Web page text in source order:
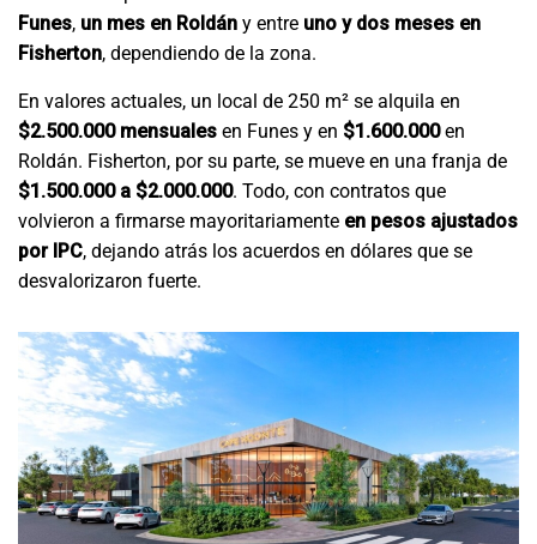
Funes, un mes en Roldán y entre uno y dos meses en
Fisherton, dependiendo de la zona.
En valores actuales, un local de 250 m² se alquila en
$2.500.000 mensuales en Funes y en $1.600.000en
Roldán. Fisherton, por su parte, se mueve en una franja de
$1.500.000 a $2.000.000. Todo, con contratos que
volvieron a firmarse mayoritariamente en pesos ajustados
por IPC, dejando atrás los acuerdos en dólares que se
desvalorizaron fuerte.